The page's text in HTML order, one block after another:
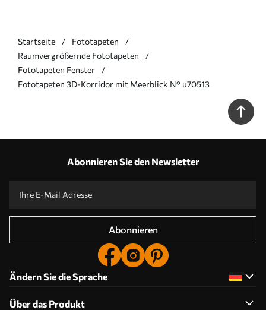
Startseite
Fototapeten
Raumvergrößernde Fototapeten
Fototapeten Fenster
Fototapeten 3D-Korridor mit Meerblick N° u70513
Abonnieren Sie den Newsletter
Abonnieren
Ändern Sie die Sprache
Über das Produkt